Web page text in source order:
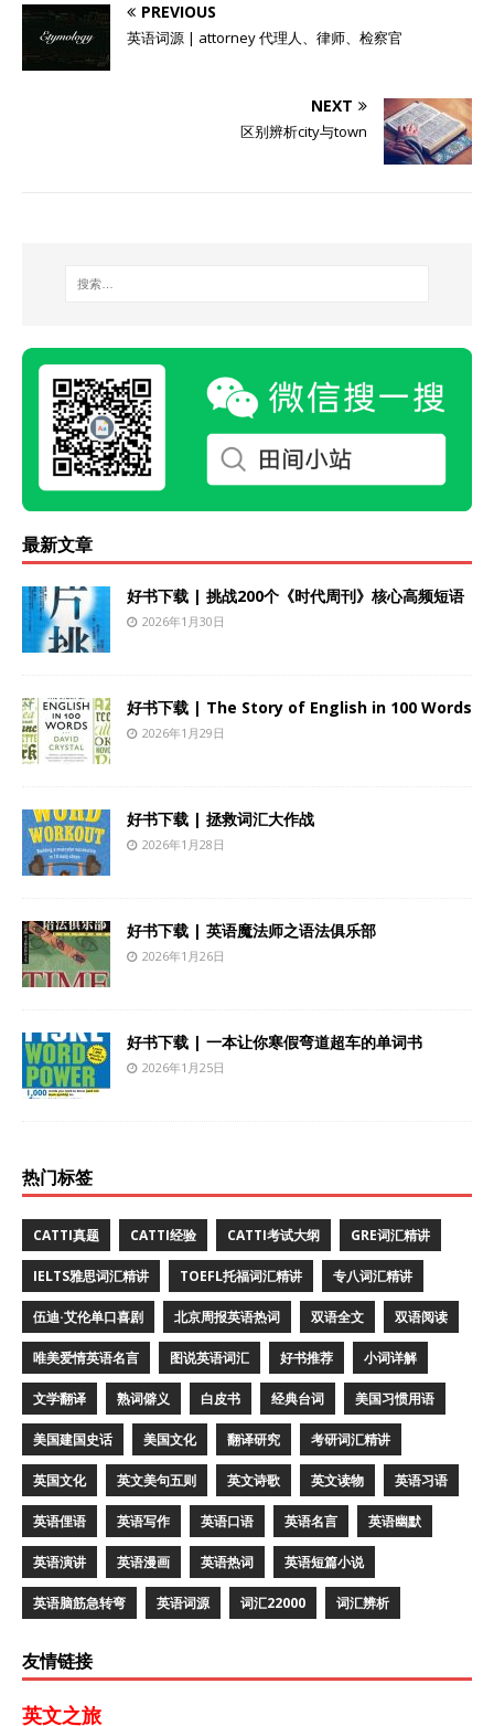
PREVIOUS
英语词源 | attorney 代理人、律师、检察官
NEXT
区别辨析city与town
最新文章
好书下载 | 挑战200个《时代周刊》核心高频短语
2026年1月30日
好书下载 | The Story of English in 100 Words
2026年1月29日
好书下载 | 拯救词汇大作战
2026年1月28日
好书下载 | 英语魔法师之语法俱乐部
2026年1月26日
好书下载 | 一本让你寒假弯道超车的单词书
2026年1月25日
热门标签
CATTI真题 CATTI经验 CATTI考试大纲 GRE词汇精讲
IELTS雅思词汇精讲 TOEFL托福词汇精讲 专八词汇精讲
伍迪·艾伦单口喜剧 北京周报英语热词 双语全文 双语阅读
唯美爱情英语名言 图说英语词汇 好书推荐 小词详解
文学翻译 熟词僻义 白皮书 经典台词 美国习惯用语
美国建国史话 美国文化 翻译研究 考研词汇精讲
英国文化 英文美句五则 英文诗歌 英文读物 英语习语
英语俚语 英语写作 英语口语 英语名言 英语幽默
英语演讲 英语漫画 英语热词 英语短篇小说
英语脑筋急转弯 英语词源 词汇22000 词汇辨析
友情链接
英文之旅